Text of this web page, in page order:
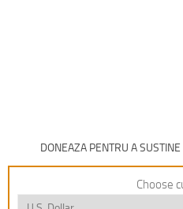
DONEAZA PENTRU A
Choose